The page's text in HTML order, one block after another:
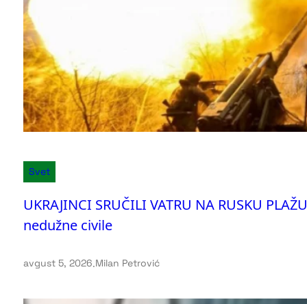
Svet
UKRAJINCI SRUČILI VATRU NA RUSKU
nedužne civile
avgust 5, 2026.Milan Petrović